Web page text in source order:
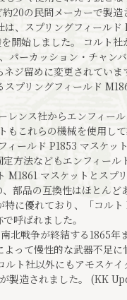
20の民間メーカーで製
、スプリングフィールド
開始しました。 コルト社
パーカッション・チャン
ジ留めに変更されてい
プリングフィールド
ンス社からエンフィー
これらの機械を使用し
ィールド P1853 マスケッ
方法などもエンフィー
マスケットとスプ
部品の互換性はほとん
に優れており、「コルト
呼ばれました。
北戦争が終結する1865年
って慢性的な武器不足
ト社以外にもアモスケ
製造されました。 (KK